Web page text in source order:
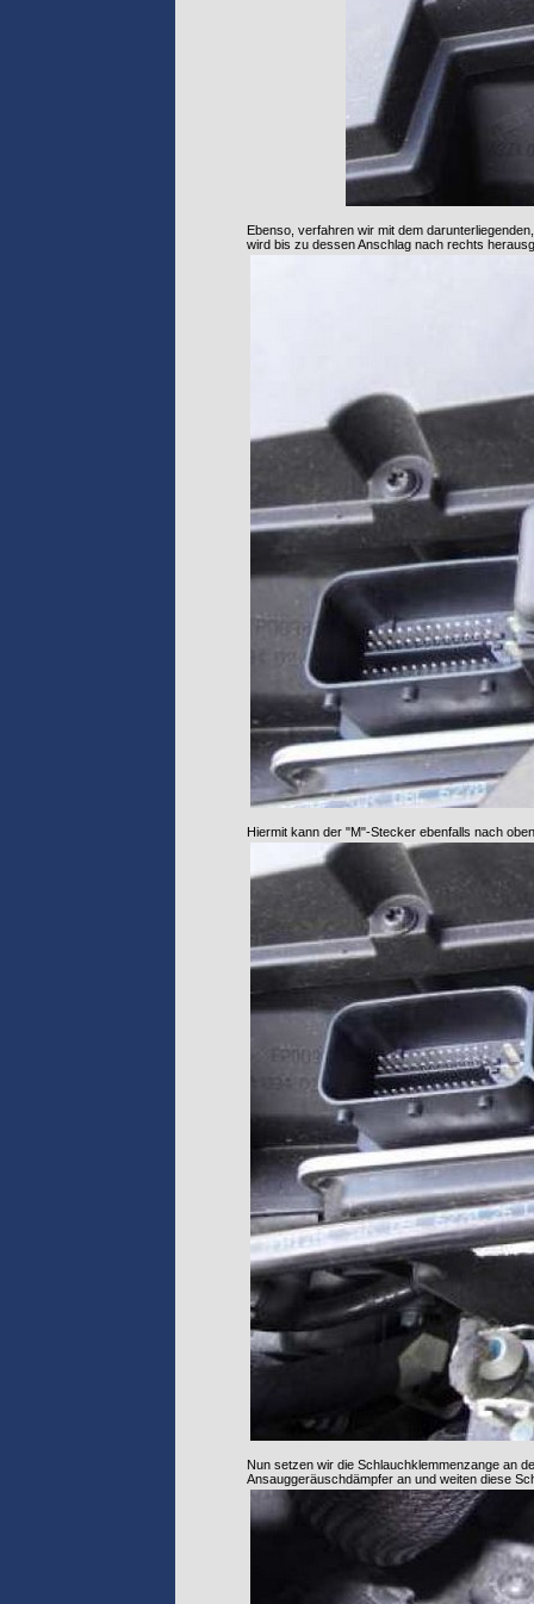
Ebenso, verfahren wir mit dem
wird bis zu dessen Anschlag nach rechts
Hiermit kann der "M"-Stecker ebenfalls nach
Nun setzen wir die Schlauchklemmenzange an
Ansauggeräuschdämpfer an und weiten diese